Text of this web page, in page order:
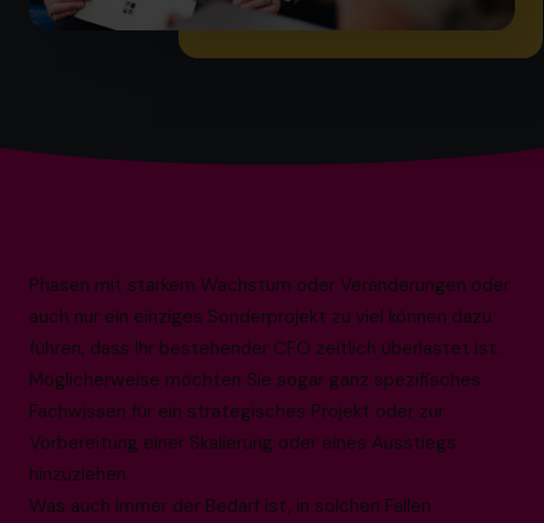
Phasen mit starkem Wachstum oder Veränderungen oder
auch nur ein einziges Sonderprojekt zu viel können dazu
führen, dass Ihr bestehender CFO zeitlich überlastet ist.
Möglicherweise möchten Sie sogar ganz spezifisches
Fachwissen für ein strategisches Projekt oder zur
Vorbereitung einer Skalierung oder eines Ausstiegs
hinzuziehen.
Was auch immer der Bedarf ist, in solchen Fällen